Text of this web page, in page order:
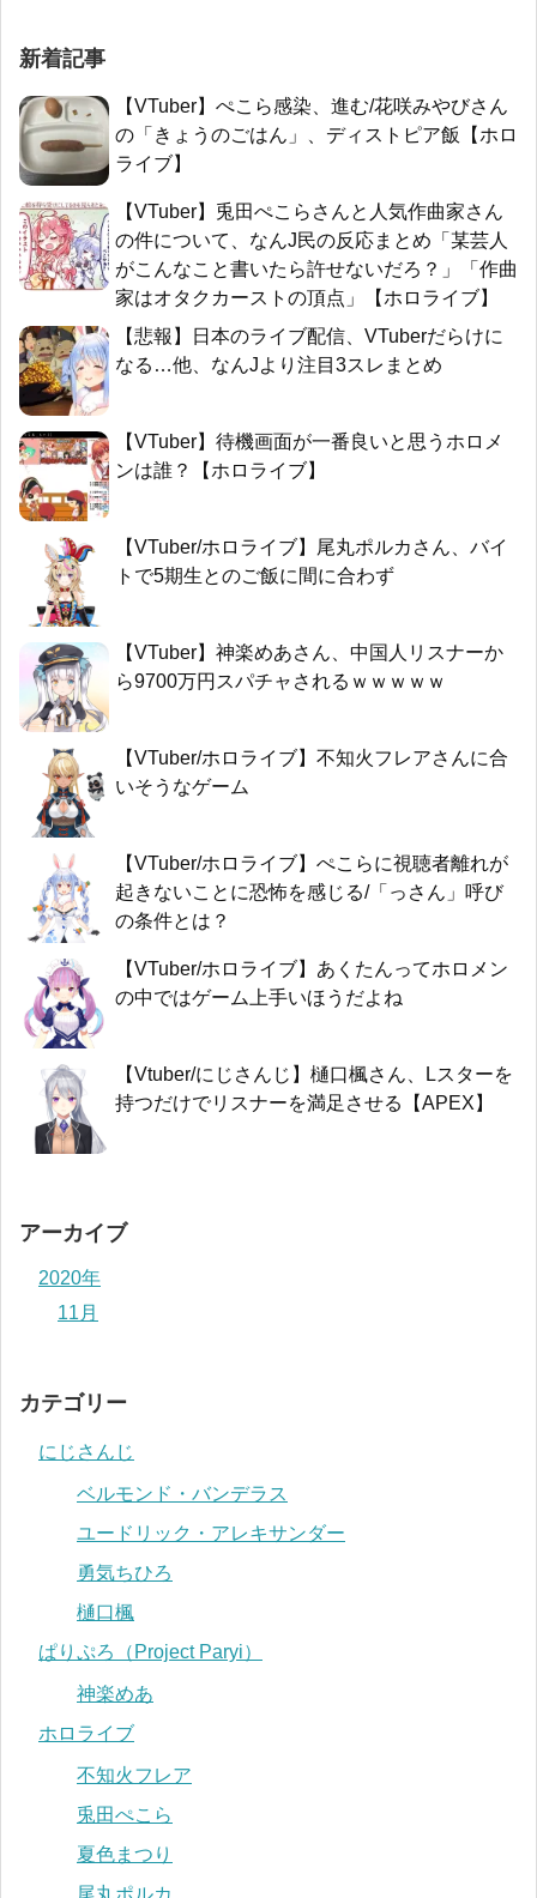
新着記事
【VTuber】ぺこら感染、進む/花咲みやびさん
の「きょうのごはん」、ディストピア飯【ホロ
ライブ】
【VTuber】兎田ぺこらさんと人気作曲家さん
の件について、なんJ民の反応まとめ「某芸人
がこんなこと書いたら許せないだろ？」「作曲
家はオタクカーストの頂点」【ホロライブ】
【悲報】日本のライブ配信、VTuberだらけに
なる…他、なんJより注目3スレまとめ
【VTuber】待機画面が一番良いと思うホロメ
ンは誰？【ホロライブ】
【VTuber/ホロライブ】尾丸ポルカさん、バイ
トで5期生とのご飯に間に合わず
【VTuber】神楽めあさん、中国人リスナーか
ら9700万円スパチャされるｗｗｗｗｗ
【VTuber/ホロライブ】不知火フレアさんに合
いそうなゲーム
【VTuber/ホロライブ】ぺこらに視聴者離れが
起きないことに恐怖を感じる/「っさん」呼び
の条件とは？
【VTuber/ホロライブ】あくたんってホロメン
の中ではゲーム上手いほうだよね
【Vtuber/にじさんじ】樋口楓さん、Lスターを
持つだけでリスナーを満足させる【APEX】
アーカイブ
2020年
11月
カテゴリー
にじさんじ
ベルモンド・バンデラス
ユードリック・アレキサンダー
勇気ちひろ
樋口楓
ぱりぷろ（Project Paryi）
神楽めあ
ホロライブ
不知火フレア
兎田ぺこら
夏色まつり
尾丸ポルカ